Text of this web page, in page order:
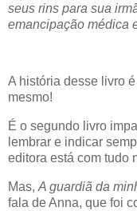
seus rins para sua
emancipação médica
A história desse livro
mesmo!
É o segundo livro
lembrar e indicar
editora está com tudo
Mas, A guardiã da
fala de Anna, que foi